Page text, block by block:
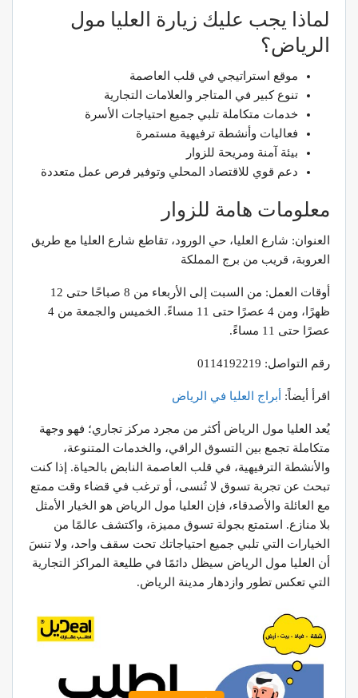
لماذا يجب عليك زيارة العليا مول
الرياض؟
موقع استراتيجي في قلب العاصمة
تنوع كبير في المتاجر والعلامات التجارية
خدمات متكاملة تلبي جميع احتياجات الأسرة
فعاليات وأنشطة ترفيهية مستمرة
بيئة آمنة ومريحة للزوار
دعم قوي للاقتصاد المحلي وتوفير فرص عمل متعددة
معلومات هامة للزوار
العنوان: شارع العليا، حي الورود، تقاطع شارع العليا مع طريق
العروبة، قريب من برج المملكة
أوقات العمل: من السبت إلى الأربعاء من 8 صباحًا حتى 12
ظهرًا، ومن 4 عصرًا حتى 11 مساءً. الخميس والجمعة من 4
عصرًا حتى 11 مساءً.
رقم التواصل: 0114192219
اقرأ أيضاً: أبراج العليا في الرياض
يُعد العليا مول الرياض أكثر من مجرد مركز تجاري؛ فهو وجهة
متكاملة تجمع بين التسوق الراقي، والخدمات المتنوعة،
والأنشطة الترفيهية، في قلب العاصمة النابض بالحياة. إذا كنت
تبحث عن تجربة تسوق لا تُنسى، أو ترغب في قضاء وقت ممتع
مع العائلة والأصدقاء، فإن العليا مول الرياض هو الخيار الأمثل
بلا منازع. استمتع بجولة تسوق مميزة، واكتشف عالمًا من
الخيارات التي تلبي جميع احتياجاتك تحت سقف واحد، ولا تنسَ
أن العليا مول الرياض سيظل دائمًا في طليعة المراكز التجارية
التي تعكس تطور وازدهار مدينة الرياض.